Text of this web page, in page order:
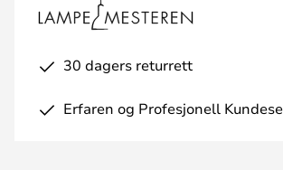
30 dagers returrett
Erfaren og Profesjonell